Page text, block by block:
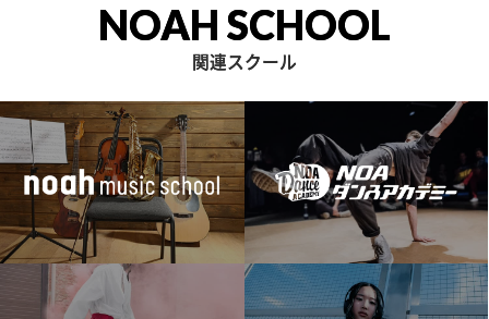
NOAH SCHOOL
関連スクール